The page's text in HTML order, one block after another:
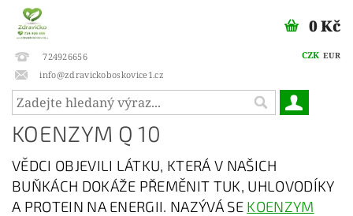
724926656
info@zdravickoboskovice1.cz
CZK EUR
0 Kč
KOENZYM Q 10
VĚDCI OBJEVILI LÁTKU, KTERÁ V NAŠICH
BUŇKÁCH DOKÁŽE PŘEMĚNIT TUK, UHLOVODÍKY
A PROTEIN NA ENERGII. NAZÝVÁ SE KOENZYM